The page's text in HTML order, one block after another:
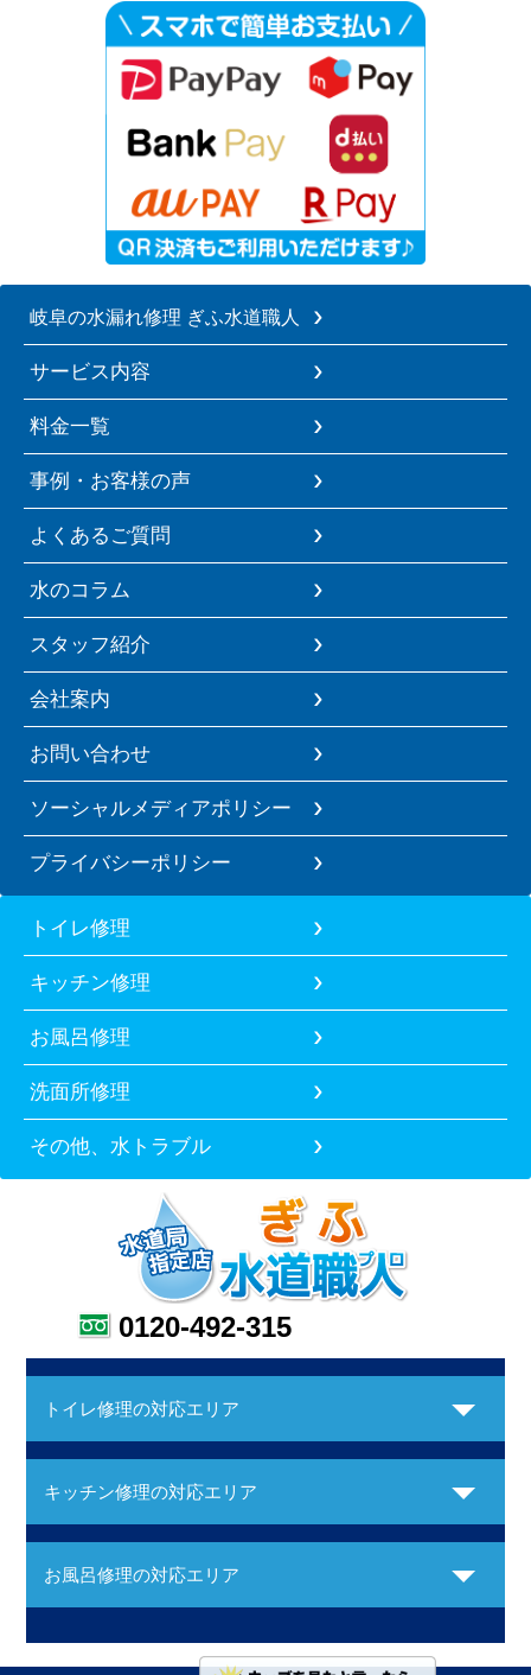
岐阜の水漏れ修理 ぎふ水道職人
サービス内容
料金一覧
事例・お客様の声
よくあるご質問
水のコラム
スタッフ紹介
会社案内
お問い合わせ
ソーシャルメディアポリシー
プライバシーポリシー
トイレ修理
キッチン修理
お風呂修理
洗面所修理
その他、水トラブル
0120-492-315
トイレ修理の対応エリア
キッチン修理の対応エリア
お風呂修理の対応エリア